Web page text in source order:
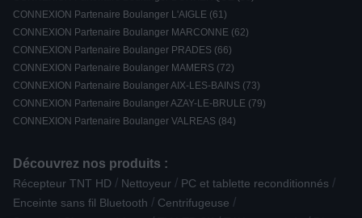
CONNEXION Partenaire Boulanger L'AIGLE (61)
CONNEXION Partenaire Boulanger MARCONNE (62)
CONNEXION Partenaire Boulanger PRADES (66)
CONNEXION Partenaire Boulanger MAMERS (72)
CONNEXION Partenaire Boulanger AIX-LES-BAINS (73)
CONNEXION Partenaire Boulanger AZAY-LE-BRULE (79)
CONNEXION Partenaire Boulanger VALREAS (84)
Découvrez nos produits :
Récepteur TNT HD / Nettoyeur / PC et tablette reconditionnés /
Enceinte sans fil Bluetooth / Centrifugeuse /